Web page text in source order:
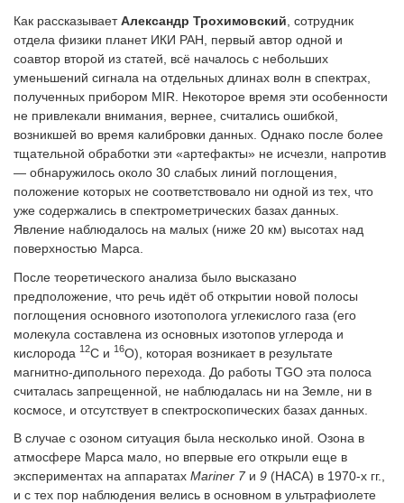
Как рассказываетАлександр Трохимовский , сотрудник
отдела физики планет ИКИ РАН, первый автор одной и
соавтор второй из статей, всё началось с небольших
уменьшений сигнала на отдельных длинах волн в спектрах,
полученных прибором MIR. Некоторое время эти особенности
не привлекали внимания, вернее, считались ошибкой,
возникшей во время калибровки данных. Однако после более
тщательной обработки эти «артефакты» не исчезли, напротив
— обнаружилось около 30 слабых линий поглощения,
положение которых не соответствовало ни одной из тех, что
уже содержались в спектрометрических базах данных.
Явление наблюдалось на малых (ниже 20 км) высотах над
поверхностью Марса.
После теоретического анализа было высказано
предположение, что речь идёт об открытии новой полосы
поглощения основного изотополога углекислого газа (его
молекула составлена из основных изотопов углерода и
кислорода 12С и 16O), которая возникает в результате
магнитно-дипольного перехода. До работы TGO эта полоса
считалась запрещенной, не наблюдалась ни на Земле, ни в
космосе, и отсутствует в спектроскопических базах данных.
В случае с озоном ситуация была несколько иной. Озона в
атмосфере Марса мало, но впервые его открыли еще в
экспериментах на аппаратах Mariner 7и 9 (НАСА) в 1970-х гг.,
и с тех пор наблюдения велись в основном в ультрафиолете